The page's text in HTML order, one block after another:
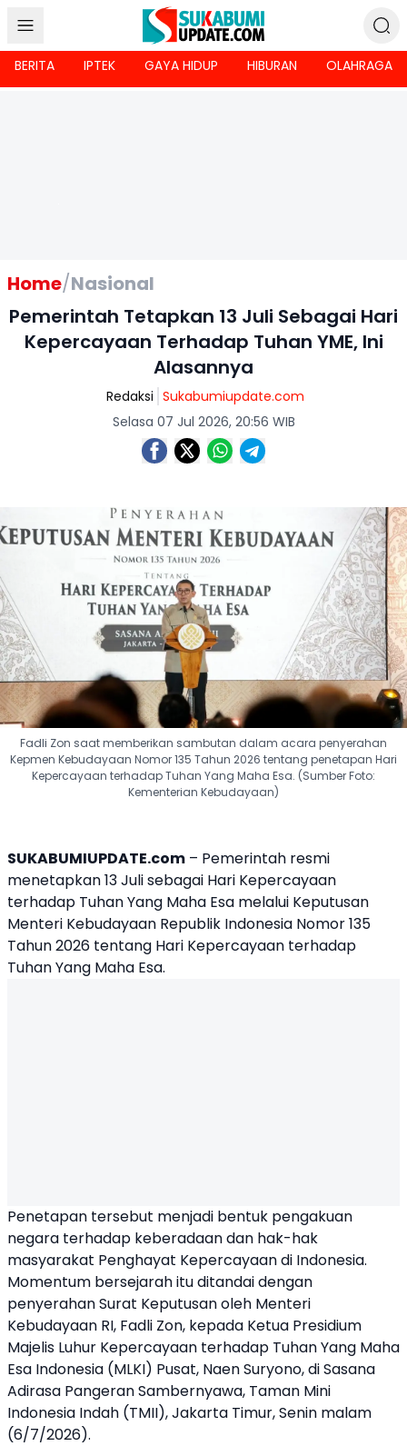
BERITA IPTEK GAYA HIDUP HIBURAN OLAHRAGA
Home/Nasional
Pemerintah Tetapkan 13 Juli Sebagai Hari
Kepercayaan Terhadap Tuhan YME, Ini
Alasannya
Redaksi Sukabumiupdate.com
Selasa 07 Jul 2026, 20:56 WIB
Fadli Zon saat memberikan sambutan dalam acara penyerahan
Kepmen Kebudayaan Nomor 135 Tahun 2026 tentang penetapan Hari
Kepercayaan terhadap Tuhan Yang Maha Esa. (Sumber Foto:
Kementerian Kebudayaan)
SUKABUMIUPDATE.com – Pemerintah resmi
menetapkan 13 Juli sebagai Hari Kepercayaan
terhadap Tuhan Yang Maha Esa melalui Keputusan
Menteri Kebudayaan Republik Indonesia Nomor 135
Tahun 2026 tentang Hari Kepercayaan terhadap
Tuhan Yang Maha Esa.
Penetapan tersebut menjadi bentuk pengakuan
negara terhadap keberadaan dan hak-hak
masyarakat Penghayat Kepercayaandi Indonesia.
Momentum bersejarah itu ditandai dengan
penyerahan Surat Keputusan oleh Menteri
Kebudayaan RI, Fadli Zon, kepada Ketua Presidium
Majelis Luhur Kepercayaan terhadap Tuhan Yang Maha
Esa Indonesia (MLKI) Pusat, Naen Suryono, di Sasana
Adirasa Pangeran Sambernyawa, Taman Mini
Indonesia Indah (TMII), Jakarta Timur, Senin malam
(6/7/2026).